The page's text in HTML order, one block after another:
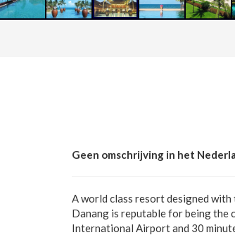
Geen omschrijving in het
A world class resort designed
Danang is reputable for being the
International Airport and 30